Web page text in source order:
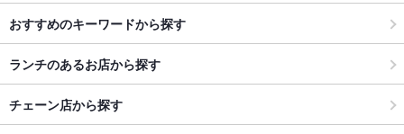
おすすめのキーワードから探す
ランチのあるお店から探す
チェーン店から探す